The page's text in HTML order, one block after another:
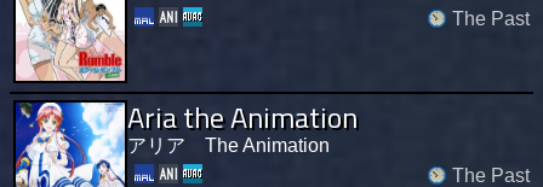
The Past
Aria the Animation
アリア The Animation
The Past